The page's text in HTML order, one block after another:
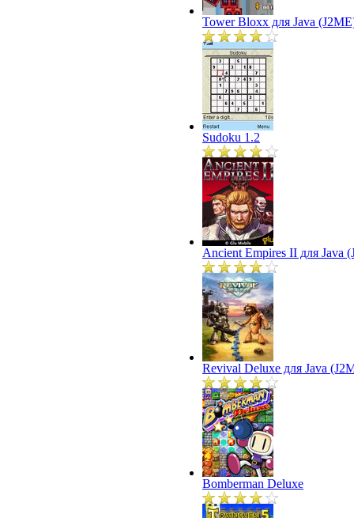
Tower Bloxx для Java
Sudoku 1.2
Ancient Empires II для Java
Revival Deluxe для Java
Bomberman Deluxe